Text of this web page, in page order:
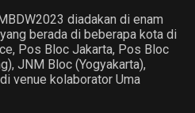
diadakan di enam
berada di beberapa kota di
Pos Bloc Jakarta, Pos Bloc
JNM Bloc (Yogyakarta),
venue kolaborator Uma